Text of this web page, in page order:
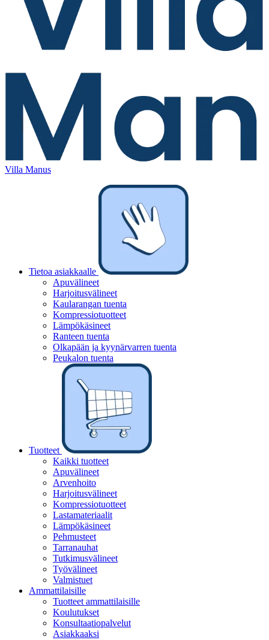
Villa Manus
Tietoa asiakkaalle
Apuvälineet
Harjoitusvälineet
Kaularangan tuenta
Kompressiotuotteet
Lämpökäsineet
Ranteen tuenta
Olkapään ja kyynärvarren tuenta
Peukalon tuenta
Tuotteet
Kaikki tuotteet
Apuvälineet
Arvenhoito
Harjoitusvälineet
Kompressiotuotteet
Lastamateriaalit
Lämpökäsineet
Pehmusteet
Tarranauhat
Tutkimusvälineet
Työvälineet
Valmistuet
Ammattilaisille
Tuotteet ammattilaisille
Koulutukset
Konsultaatiopalvelut
Asiakkaaksi